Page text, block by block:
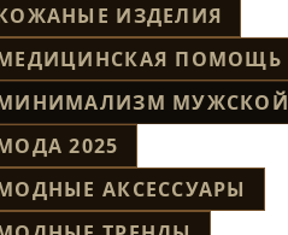
ИЗДЕЛИЯ
ПОМОЩЬ
МУЖСКОЙ
2025
АКСЕССУАРЫ